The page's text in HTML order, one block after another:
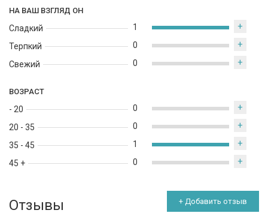
НА ВАШ ВЗГЛЯД ОН
Сладкий
Терпкий
Свежий
1 +
0 +
0 +
ВОЗРАСТ
- 20
20 - 35
35 - 45
45 +
0 +
0 +
1 +
0 +
Отзывы + Добавить отзыв